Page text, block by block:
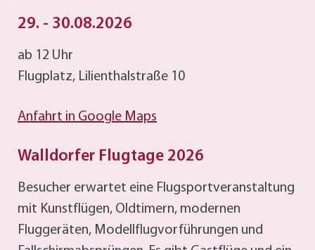
29. - 30.08.2026
ab 12 Uhr
Flugplatz, Lilienthalstraße 10
Anfahrt in Google Maps
Walldorfer Flugtage 2026
Besucher erwartet eine Flugsportveranstaltung
mit Kunstflügen, Oldtimern, modernen
Fluggeräten, Modellflugvorführungen und